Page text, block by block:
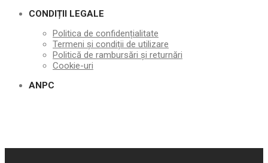
CONDIȚII LEGALE
Politica de confidențialitate
Termeni și condiții de utilizare
Politică de rambursări și returnări
Cookie-uri
ANPC